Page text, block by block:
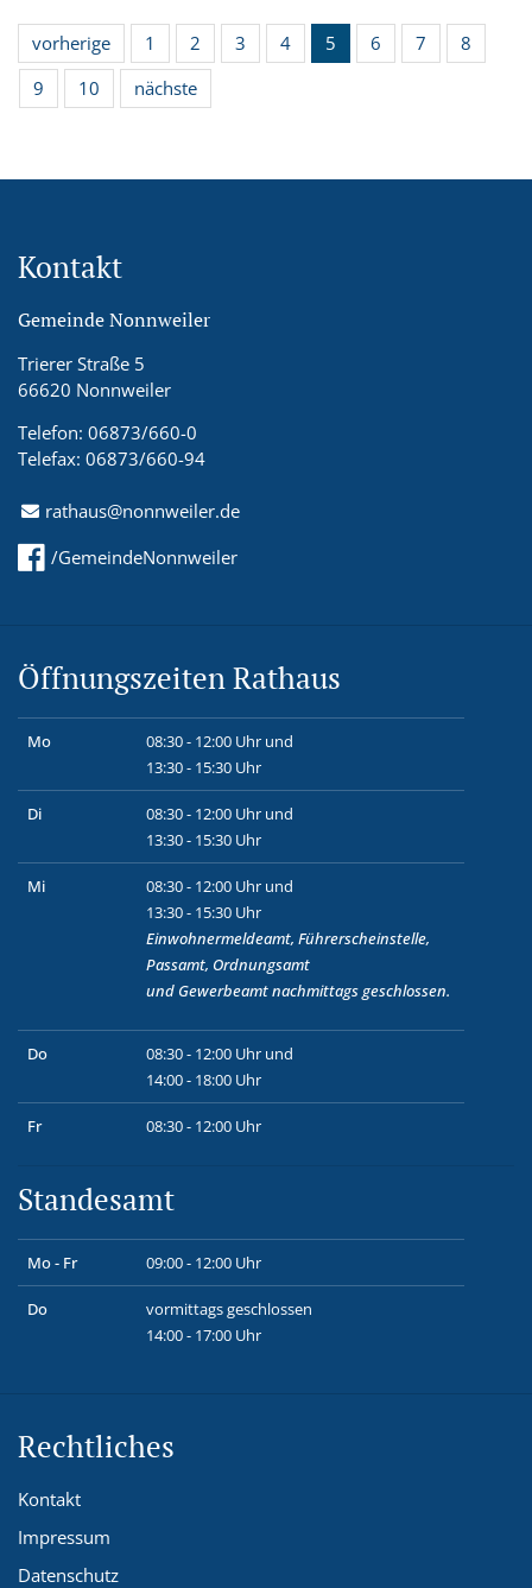
vorherige 1 2 3 4 5 6 7
8
9
10 nächste
Kontakt
Gemeinde Nonnweiler
Trierer Straße 5
66620 Nonnweiler
Telefon: 06873/660-0
Telefax: 06873/660-94
rathaus@nonnweiler.de
/GemeindeNonnweiler
Öffnungszeiten Rathaus
Mo
08:30 - 12:00 Uhr und
13:30 - 15:30 Uhr
Di
08:30 - 12:00 Uhr und
13:30 - 15:30 Uhr
Mi
08:30 - 12:00 Uhr und
13:30 - 15:30 Uhr
Einwohnermeldeamt, Führerscheinstelle,
Passamt, Ordnungsamt
und Gewerbeamtnachmittags geschlossen.
Do
08:30 - 12:00 Uhr und
14:00 - 18:00 Uhr
Fr 08:30 - 12:00 Uhr
Standesamt
Mo - Fr 09:00 - 12:00 Uhr
Do
vormittags geschlossen
14:00 - 17:00 Uhr
Rechtliches
Kontakt
Impressum
Datenschutz